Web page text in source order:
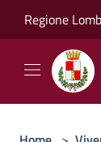
Regione